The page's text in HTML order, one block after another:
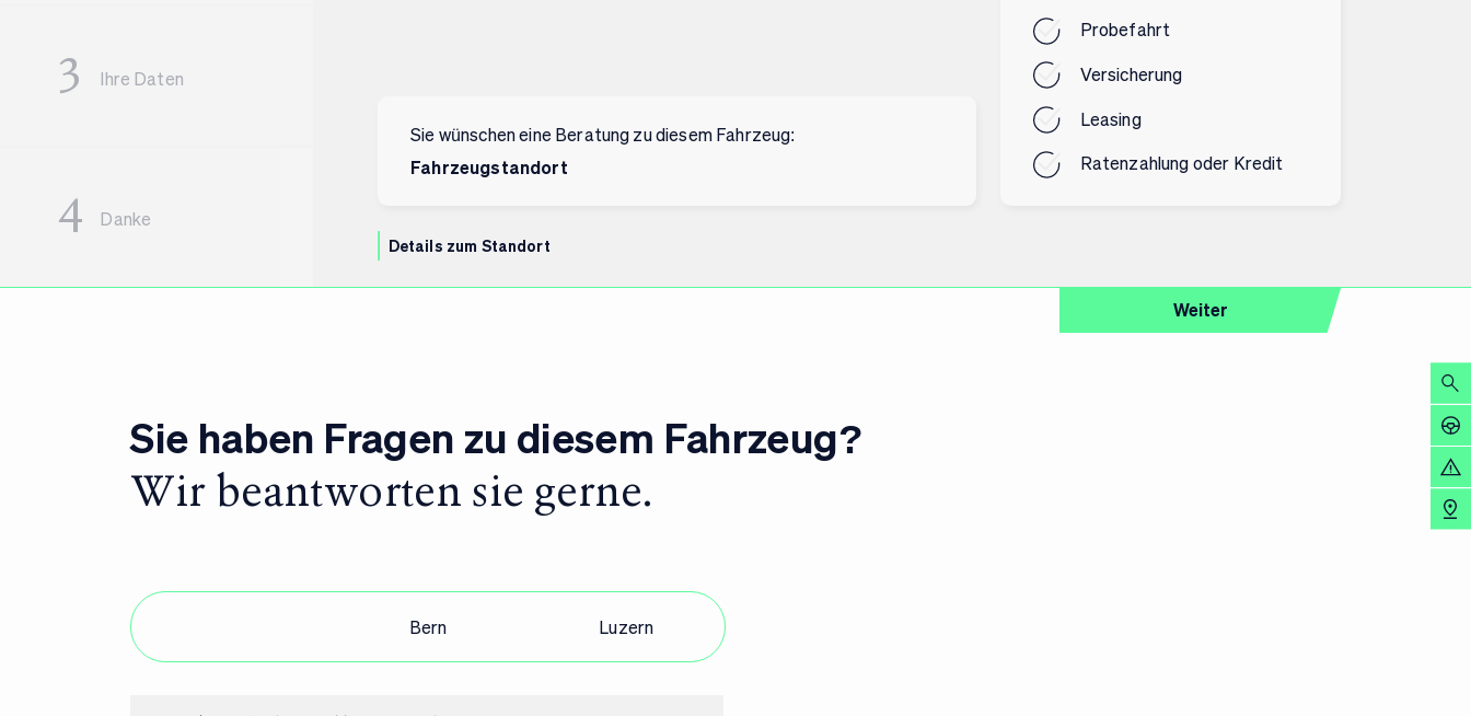
Ihre Daten
Danke
Sie wünschen eine Beratung zu diesem Fahrzeug:
Fahrzeugstandort
Probefahrt
Versicherung
Leasing
Ratenzahlung oder Kredit
Details zum Standort
Weiter
Sie haben Fragen zu diesem Fahrzeug?
Wir beantworten sie gerne.
Bern Luzern